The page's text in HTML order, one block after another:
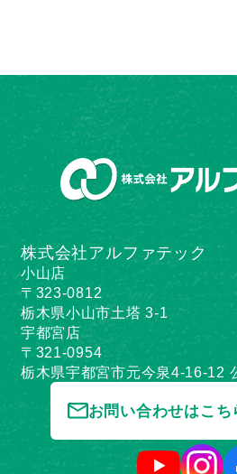
株式会社アルファテック
小山店
〒323-0812
栃木県小山市土塔 3-1
宇都宮店
〒321-0954
栃木県宇都宮市元今泉4-16-12
お問い合わせはこち